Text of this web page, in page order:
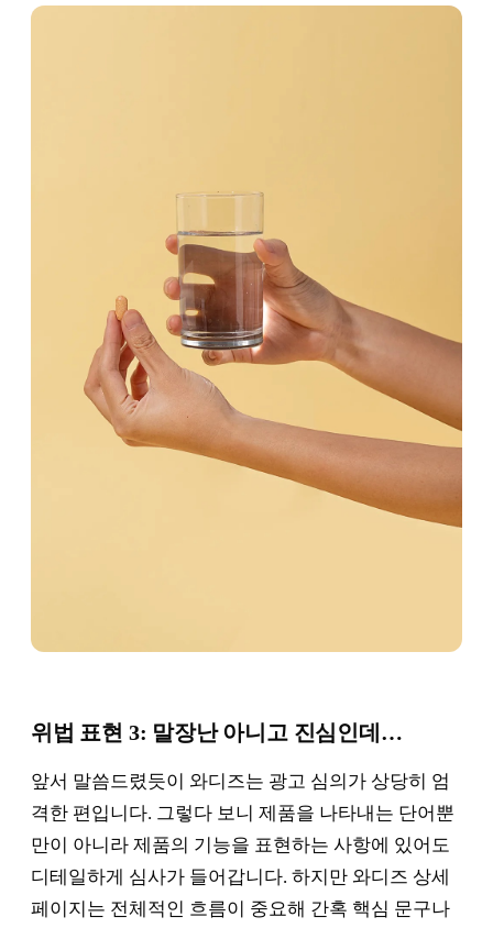
위법 표현 3: 말장난 아니고 진심인데…
앞서 말씀드렸듯이 와디즈는 광고 심의가 상당히 엄
격한 편입니다. 그렇다 보니 제품을 나타내는 단어뿐
만이 아니라 제품의 기능을 표현하는 사항에 있어도
디테일하게 심사가 들어갑니다. 하지만 와디즈 상세
페이지는 전체적인 흐름이 중요해 간혹 핵심 문구나